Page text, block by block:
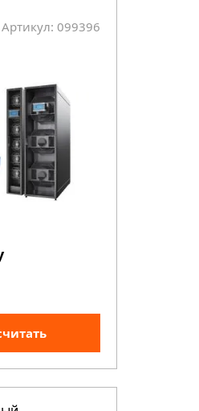
Артикул: 099396